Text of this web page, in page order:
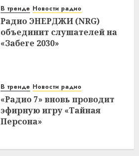
В тренде Новости радио
Радио ЭНЕРДЖИ (NRG)
объединит слушателей на
«Забеге 2030»
В тренде Новости радио
«Радио 7» вновь проводит
эфирную игру «Тайная
Персона»